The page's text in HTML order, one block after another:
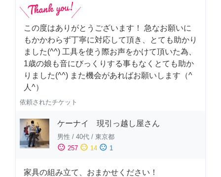
この度はありがとうございます！ 急なお願いに
もかかわらず丁寧に対応して頂き、とても助かり
ました(^^) 工具を使う際お声をかけて頂いた為、
1歳の娘も音にびっくりする事もなくとても助か
りました(^^) また機会があればお願いします（^
人^）
依頼されたチケット
ケーナイ 現引っ越し屋さん
男性 / 40代 / 東京都
sentiment_satisfied 257 sentiment_neutral 14 sentiment_dissatisfied 1
家具の組み立て、おまかせください！